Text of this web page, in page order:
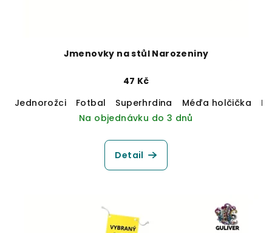
Jmenovky na stůl Narozeniny
47 Kč
Jednorožci
Fotbal Superhrdina Méďa holčička
Na objednávku do 3 dnů
Detail